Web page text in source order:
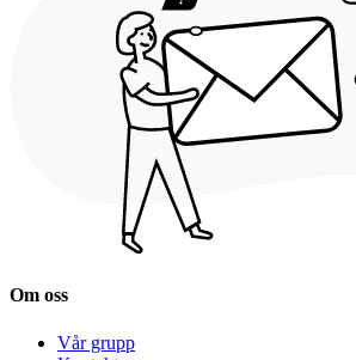
Om oss
Vår grupp